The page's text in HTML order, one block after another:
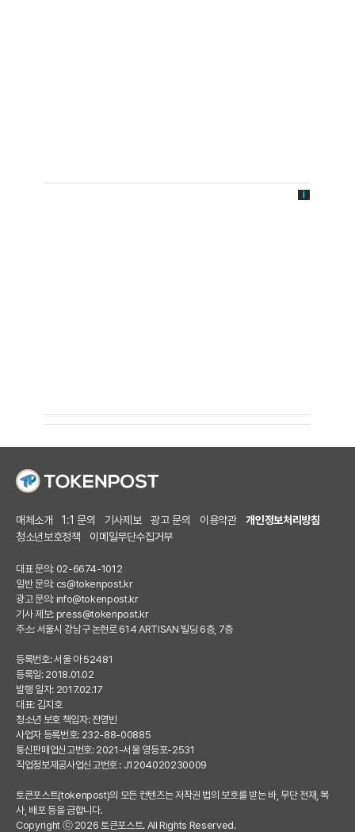
매체소개 1:1 문의 기사제보 광고 문의 이용약관
개인정보처리방침
청소년보호정책
이메일무단수집거부
대표 문의: 02-6674-1012
일반 문의: cs@tokenpost.kr
광고 문의: info@tokenpost.kr
기사 제보: press@tokenpost.kr
주소: 서울시 강남구 논현로 614 ARTISAN 빌딩 6층, 7층
등록번호: 서울 아 52481
등록일: 2018.01.02
발행 일자: 2017.02.17
대표: 김지호
청소년 보호 책임자: 전영빈
사업자 등록번호: 232-88-00885
통신판매업신고번호: 2021-서울 영등포-2531
직업정보제공사업신고번호 : J1204020230009
토큰포스트(tokenpost)의 모든 컨텐츠는 저작권 법의 보호를 받는 바, 무단 전재, 복
사, 배포 등을 금합니다.
Copyright ⓒ 2026 토큰포스트. All Rights Reserved.